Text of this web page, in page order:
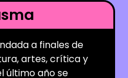
a finales de
artes, crítica y
último año se